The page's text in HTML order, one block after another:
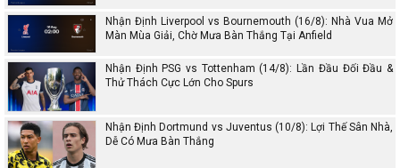
Nhận Định Liverpool vs Bournemouth (16/8): Nhà Vua Mở
Màn Mùa Giải, Chờ Mưa Bàn Thắng Tại Anfield
Nhận Định PSG vs Tottenham (14/8): Lần Đầu Đối Đầu &
Thử Thách Cực Lớn Cho Spurs
Nhận Định Dortmund vs Juventus (10/8): Lợi Thế Sân Nhà,
Dễ Có Mưa Bàn Thắng